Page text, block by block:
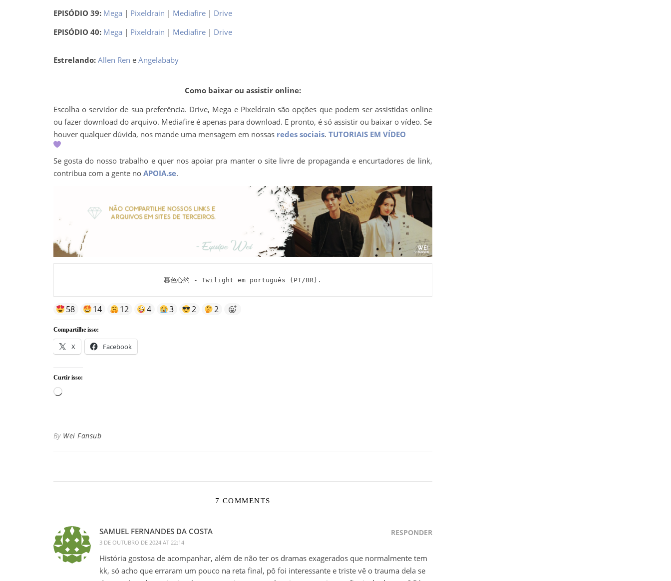
EPISÓDIO 39: Mega | Pixeldrain | Mediafire| Drive
EPISÓDIO 40: Mega | Pixeldrain | Mediafire| Drive
Estrelando: Allen Ren e Angelababy
Como baixar ou assistir online:
Escolha o servidor de sua preferência. Drive, Mega e Pixeldrain são opções que podem ser assistidas online
ou fazer download do arquivo. Mediafire é apenas para download. E pronto, é só assistir ou baixar o vídeo. Se
houver qualquer dúvida, nos mande uma mensagem em nossas redes sociais. TUTORIAIS EM VÍDEO
Se gosta do nosso trabalho e quer nos apoiar pra manter o site livre de propaganda e encurtadores de link,
contribua com a gente no APOIA.se.
暮色心约 - Twilight em português (PT/BR).
58 14 12 4 3 2 2
Compartilhe isso:
X Facebook
Curtir isso:
Carregando...
By Wei Fansub
7 COMMENTS
SAMUEL FERNANDES DA COSTA
3 DE OUTUBRO DE 2024 AT 22:14
RESPONDER
História gostosa de acompanhar, além de não ter os dramas exagerados que normalmente tem
kk, só acho que erraram um pouco na reta final, pô foi interessante e triste vê o trauma dela se